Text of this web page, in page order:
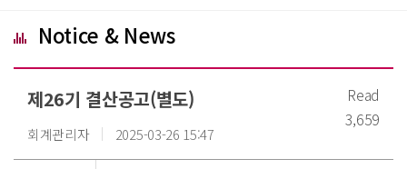
Notice & News
제26기 결산공고(별도)
Read
3,659
회계관리자 2025-03-26 15:47